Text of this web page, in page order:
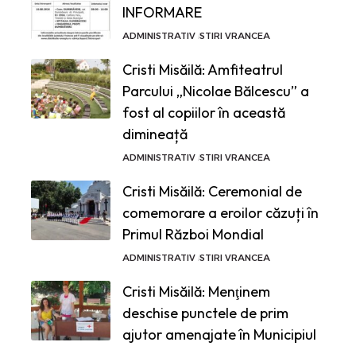
INFORMARE
ADMINISTRATIV STIRI VRANCEA
Cristi Misăilă: Amfiteatrul
Parcului „Nicolae Bălcescu” a
fost al copiilor în această
dimineață
ADMINISTRATIV STIRI VRANCEA
Cristi Misăilă: Ceremonial de
comemorare a eroilor căzuți în
Primul Război Mondial
ADMINISTRATIV STIRI VRANCEA
Cristi Misăilă: Menţinem
deschise punctele de prim
ajutor amenajate în Municipiul